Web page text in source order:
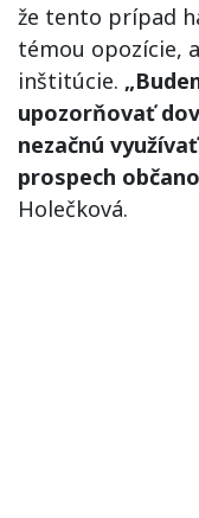
že tento prípad
témou opozície,
inštitúcie.
upozorňovať
nezačnú
prospech
Holečková.